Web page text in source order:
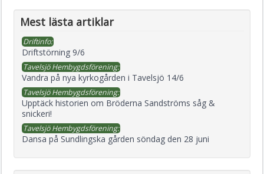
Mest lästa artiklar
Driftinfo:
Driftstörning 9/6
Tavelsjö Hembygdsförening:
Vandra på nya kyrkogården i Tavelsjö 14/6
Tavelsjö Hembygdsförening:
Upptäck historien om Bröderna Sandströms såg &
snickeri!
Tavelsjö Hembygdsförening:
Dansa på Sundlingska gården söndag den 28 juni